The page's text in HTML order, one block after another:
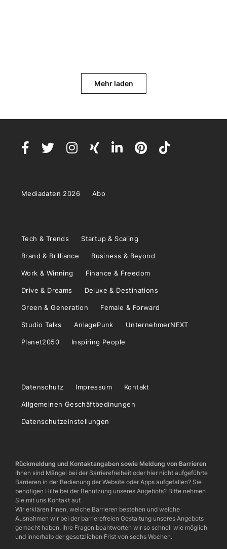
Mehr laden
Mediadaten 2026 Abo
Tech & Trends Startup & Scaling
Brand & Brilliance Business & Beyond
Work & Winning Finance & Freedom
Drive & Dreams Deluxe & Destinations
Green & Generation Female & Forward
Studio Talks AnlagePunk UnternehmerNEXT
Planet2050 Inspiring People
Datenschutz Impressum Kontakt
Allgemeinen Geschäftbedinungen
Datenschutzeinstellungen
Rückmeldung und Kontaktangaben sowie Meldung von Barrieren
Ihnen sind Mängel bei der Barrierefreiheit oder hier nicht aufgeführte
Barrieren in der Bedienung der Website oder Apps aufgefallen? Sie
benötigen Hilfe bei der Benutzung unseres Angebots? Bitte nehmen
Sie mit uns Kontakt auf.
Wir erklären Ihnen, welche Barrieren bestehen und welche
Ausnahmen wir bei der barrierefreien Gestaltung unseres Angebots
gemacht haben. Ihre Fragen beantworten wir so schnell wie möglich
und innerhalb der gesetzlichen Frist von sechs Wochen.